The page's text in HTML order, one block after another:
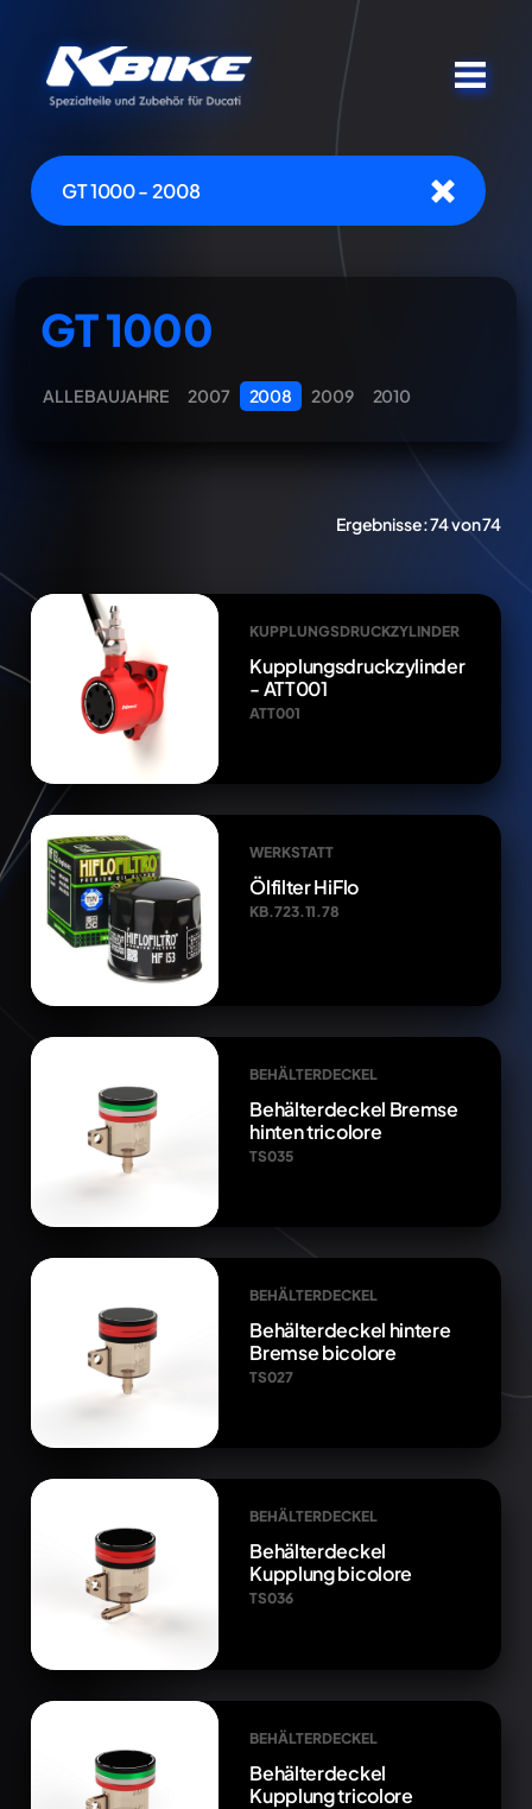
GT 1000 - 2008
GT 1000
ALLE BAUJAHRE 2007 2008 2009 2010
Ergebnisse:74 von 74
KUPPLUNGSDRUCKZYLINDER
Kupplungsdruckzylinder
- ATT001
ATT001
WERKSTATT
Ölfilter HiFlo
KB.723.11.78
BEHÄLTERDECKEL
Behälterdeckel Bremse
hinten tricolore
TS035
BEHÄLTERDECKEL
Behälterdeckel hintere
Bremse bicolore
TS027
BEHÄLTERDECKEL
Behälterdeckel
Kupplung bicolore
TS036
BEHÄLTERDECKEL
Behälterdeckel
Kupplung tricolore